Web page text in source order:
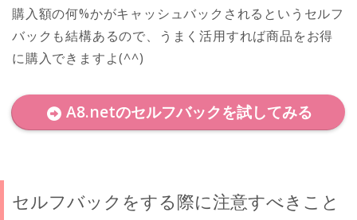
購入額の何%かがキャッシュバックされるというセルフ
バックも結構あるので、うまく活用すれば商品をお得
に購入できますよ(^^)
A8.netのセルフバックを試してみる
セルフバックをする際に注意すべきこと